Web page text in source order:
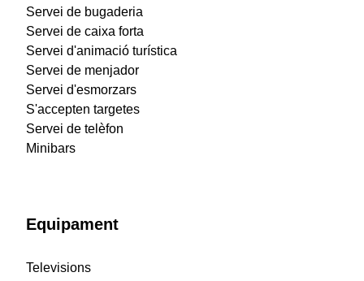
Servei de bugaderia
Servei de caixa forta
Servei d'animació turística
Servei de menjador
Servei d'esmorzars
S'accepten targetes
Servei de telèfon
Minibars
Equipament
Televisions